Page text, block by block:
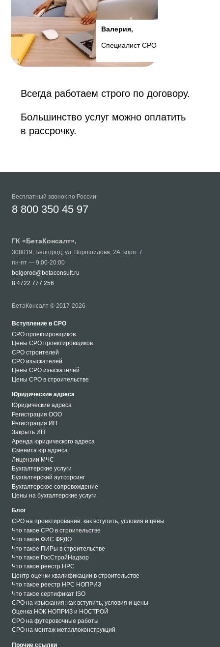
Валерия,
Специалист СРО
Всегда работаем строго по договору.
Большинство услуг можно оплатить
в рассрочку.
Бесплатный звонок по России:
8 800 350 45 97
ГК « БетаКонсалт»,
308019, Белгород, ул. Ворошилова, 2А, корп. 7
пн-пт — 9:00-20:00
belgorod@betaconsult.ru
8 4722 777 256
БетаКонсалт © 2017-2026
Вступление в СРО
СРО проектировщиков
Цены СРО проектировщиков
СРО строителей
СРО изыскателей
Цены СРО изыскателей
Цены СРО в строительстве
Юридические адреса
Юридические адреса
Регистрация ООО
Регистрация ИП
Закрыть ИП
Аренда юридического адреса
Сменита юр адреса
Лицензии МЧС
Бухгалтерские услуги
Бухгалтерский аутсорсинг
Бухгалтерское сопровождение
Цены на бухгалтерские услуги
Блог
СРО на проектирование: как вступить, условия и цены
Что такое СРО в строительстве
Что такое ФИС ФРДО
Что такое ПИРы в строительстве
Что такое ГосСтройНадзор
Что такое реестр НРС
Центр оценки квалификации в строительстве
Что такое реестр НРС НОПРИЗ
Что такое сертификат ISO
СРО на изыскания: как вступить, условия и цены
Оценка НОК НОПРИЗ и НОСТРОЙ
СРО на футеровочные работы
СРО на монтаж металлоконструкций
Прочие ссылки